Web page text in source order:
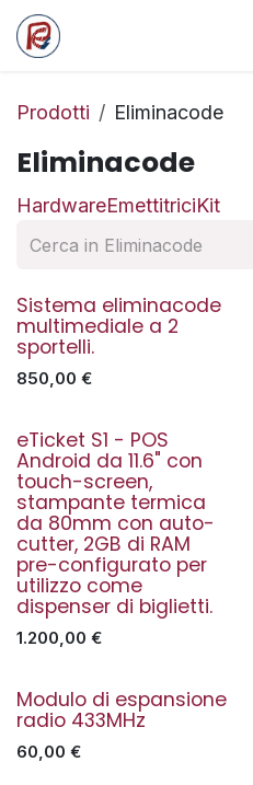
Passa al contenuto
Prodotti Eliminacode
Eliminacode
HardwareEmettitriciKit
In offerta
Sistema eliminacode
multimediale a 2
sportelli.
850,00 €
Nuovo!
eTicket S1 - POS
Android da 11.6" con
touch-screen,
stampante termica
da 80mm con auto-
cutter, 2GB di RAM
pre-configurato per
utilizzo come
dispenser di biglietti.
1.200,00 €
Modulo di espansione
radio 433MHz
60,00 €